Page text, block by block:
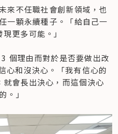
來不任職社會創新領域，也
一顆永續種子。「給自己一
更多可能。」
個理由而對於是否要做出改
和沒決心。「我有信心的
會長出決心，而這個決心
。」